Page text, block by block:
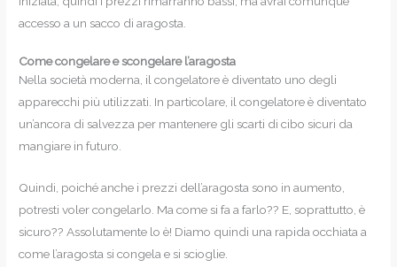
accesso a un sacco di aragosta.
Come congelare e scongelare l’aragosta
Nella società moderna, il congelatore è diventato uno degli
apparecchi più utilizzati. In particolare, il congelatore è diventato
un’ancora di salvezza per mantenere gli scarti di cibo sicuri da
mangiare in futuro.
Quindi, poiché anche i prezzi dell’aragosta sono in aumento,
potresti voler congelarlo. Ma come si fa a farlo?? E, soprattutto, è
sicuro?? Assolutamente lo è! Diamo quindi una rapida occhiata a
come l’aragosta si congela e si scioglie.